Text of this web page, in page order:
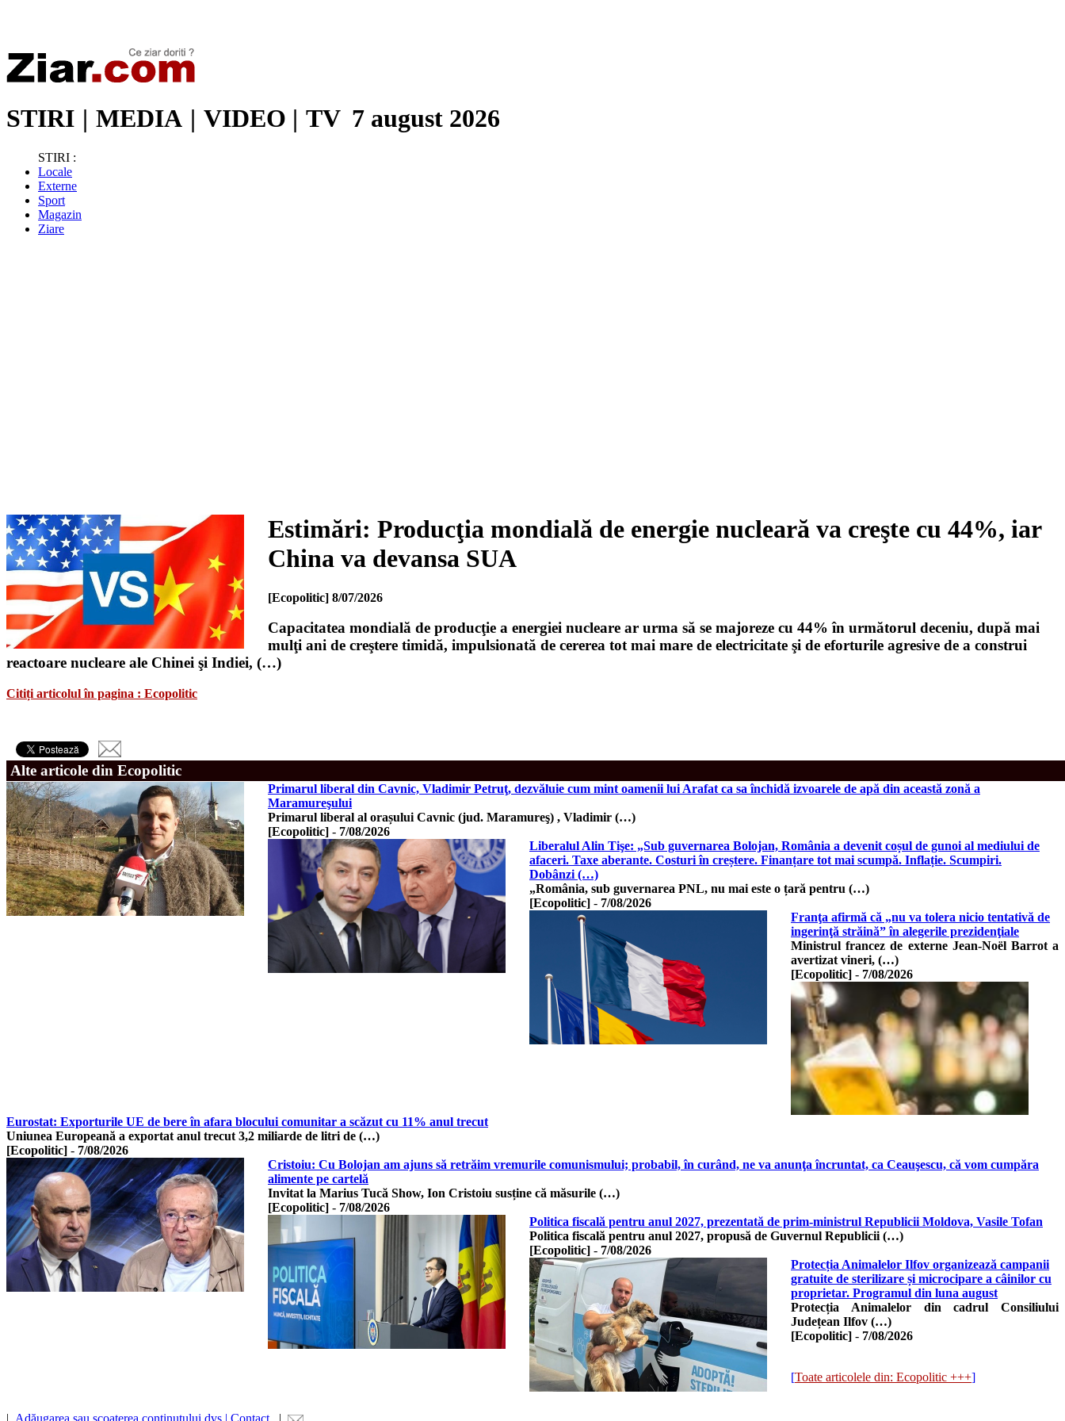
STIRI | MEDIA | VIDEO | TV 7 august 2026
STIRI :
Locale
Externe
Sport
Magazin
Ziare
Estimări: Producţia mondială de energie nucleară va creşte cu 44%, iar
China va devansa SUA
[Ecopolitic] 8/07/2026
Capacitatea mondială de producţie a energiei nucleare ar urma să se majoreze cu 44% în următorul deceniu, după mai
mulţi ani de creştere timidă, impulsionată de cererea tot mai mare de electricitate şi de eforturile agresive de a construi
reactoare nucleare ale Chinei şi Indiei, (…)
Citiți articolul în pagina : Ecopolitic
Alte articole din Ecopolitic
Primarul liberal din Cavnic, Vladimir Petruţ, dezvăluie cum mint oamenii lui Arafat ca sa închidă izvoarele de apă din această zonă a
Maramureşului
Primarul liberal al orașului Cavnic (jud. Maramureş) , Vladimir (…)
[Ecopolitic] - 7/08/2026
Liberalul Alin Tişe: „Sub guvernarea Bolojan, România a devenit coșul de gunoi al mediului de
afaceri. Taxe aberante. Costuri în creștere. Finanțare tot mai scumpă. Inflație. Scumpiri.
Dobânzi (…)
„România, sub guvernarea PNL, nu mai este o țară pentru (…)
[Ecopolitic] - 7/08/2026
Franţa afirmă că „nu va tolera nicio tentativă de
ingerinţă străină” în alegerile prezidenţiale
Ministrul francez de externe Jean-Noël Barrot a
avertizat vineri, (…)
[Ecopolitic] - 7/08/2026
Eurostat: Exporturile UE de bere în afara blocului comunitar a scăzut cu 11% anul trecut
Uniunea Europeană a exportat anul trecut 3,2 miliarde de litri de (…)
[Ecopolitic] - 7/08/2026
Cristoiu: Cu Bolojan am ajuns să retrăim vremurile comunismului; probabil, în curând, ne va anunţa încruntat, ca Ceauşescu, că vom cumpăra
alimente pe cartelă
Invitat la Marius Tucă Show, Ion Cristoiu susține că măsurile (…)
[Ecopolitic] - 7/08/2026
Politica fiscală pentru anul 2027, prezentată de prim-ministrul Republicii Moldova, Vasile Tofan
Politica fiscală pentru anul 2027, propusă de Guvernul Republicii (…)
[Ecopolitic] - 7/08/2026
Protecția Animalelor Ilfov organizează campanii
gratuite de sterilizare și microcipare a câinilor cu
proprietar. Programul din luna august
Protecția Animalelor din cadrul Consiliului
Județean Ilfov (…)
[Ecopolitic] - 7/08/2026
[Toate articolele din: Ecopolitic +++]